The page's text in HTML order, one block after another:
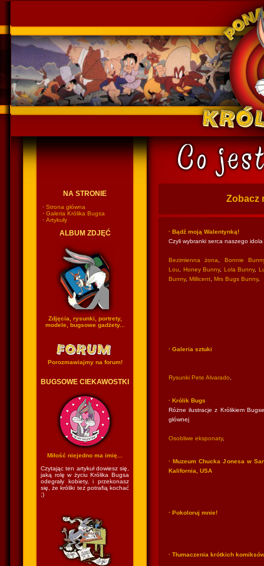
NA STRONIE
· Strona główna
· Galeria Królika Bugsa
· Artykuły
ALBUM ZDJĘĆ
Zdjęcia, rysunki, portrety,
modele, bugsowe gadżety...
Porozmawiajmy na forum!
BUGSOWE CIEKAWOSTKI
Miłość niejedno ma imię...
Czytając ten artykuł dowiesz się,
jaką rolę w życiu Królika Bugsa
odegrały kobiety, i przekonasz
się, że króliki też potrafią kochać
;)
Zobacz
· Bądź moją Walentynką!
Czyli wybranki serca naszego idola
Bezimienna żona
Bonnie
Lou
Honey Bunny, Lola Bunny,
Bunny, Millicent Mrs Bugs Bunny,
· Galeria sztuki
Rysunki Pete Alvarado
· Królik Bugs
Różne ilustracje z Królikiem
głównej
Osobliwe eksponaty,
· Muzeum Chucka Jonesa w
Kalifornia, USA
· Pokoloruj mnie!
· Tłumaczenia krótkich